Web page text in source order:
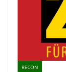
RECON